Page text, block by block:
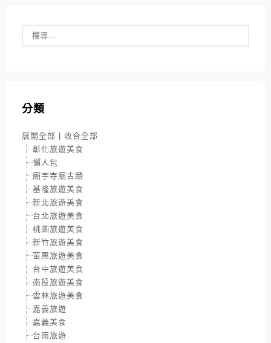
分類
展開全部 | 收合全部
彰化旅遊美食
懶人包
廟宇寺廟古蹟
基隆旅遊美食
新北旅遊美食
台北旅遊美食
桃園旅遊美食
新竹旅遊美食
苗栗旅遊美食
台中旅遊美食
南投旅遊美食
雲林旅遊美食
嘉義旅遊
嘉義美食
台南旅遊